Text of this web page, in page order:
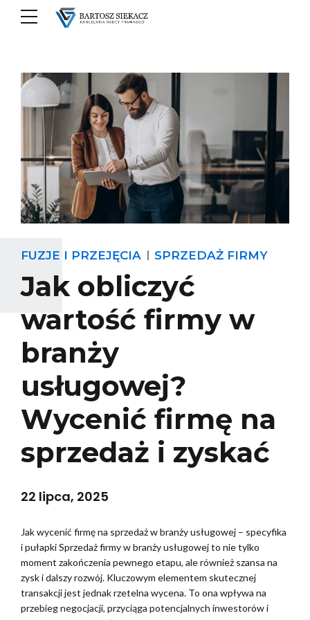
FUZJE I PRZEJĘCIA SPRZEDAŻ FIRMY
Jak obliczyć
wartość firmy w
branży
usługowej?
Wycenić firmę na
sprzedaż i zyskać
22 lipca, 2025
Jak wycenić firmę na sprzedaż w branży usługowej – specyfika
i pułapki Sprzedaż firmy w branży usługowej to nie tylko
moment zakończenia pewnego etapu, ale również szansa na
zysk i dalszy rozwój. Kluczowym elementem skutecznej
transakcji jest jednak rzetelna wycena. To ona wpływa na
przebieg negocjacji, przyciąga potencjalnych inwestorów i